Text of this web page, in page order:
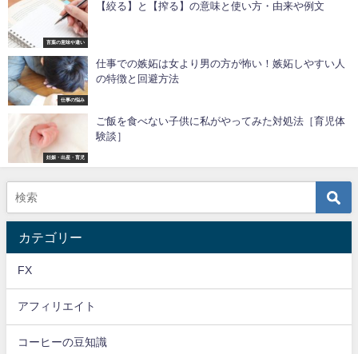
言葉の意味や違い
【絞る】と【搾る】の意味と使い方・由来や例文
仕事の悩み
仕事での嫉妬は女より男の方が怖い！嫉妬しやすい人
の特徴と回避方法
妊娠・出産・育児
ご飯を食べない子供に私がやってみた対処法［育児体
験談］
カテゴリー
FX
アフィリエイト
コーヒーの豆知識